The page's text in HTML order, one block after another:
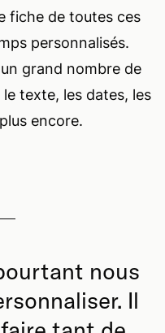
fiche de toutes ces
personnalisés.
grand nombre de
texte, les dates, les
encore.
nous
Il